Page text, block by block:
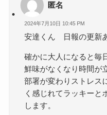
匿名
2024年7月10日 10:45 PM
安達くん 日報の更新
確かに大人になると毎
鮮味がなくなり時間が
部署が変わりストレス
く感じれてラッキーと
します。